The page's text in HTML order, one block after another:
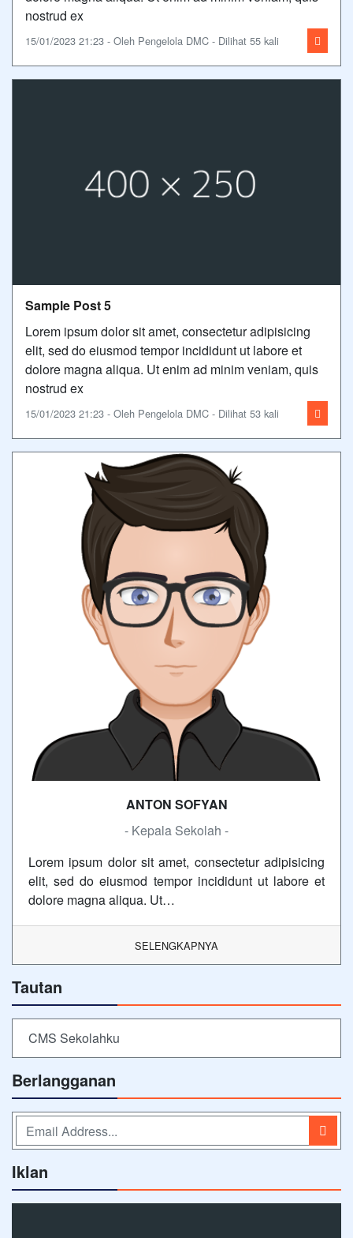
nostrud ex
15/01/2023 21:23 - Oleh Pengelola DMC - Dilihat 55 kali
Sample Post 5
Lorem ipsum dolor sit amet, consectetur adipisicing
elit, sed do eiusmod tempor incididunt ut labore et
dolore magna aliqua. Ut enim ad minim veniam, quis
nostrud ex
15/01/2023 21:23 - Oleh Pengelola DMC - Dilihat 53 kali
ANTON SOFYAN
- Kepala Sekolah -
Lorem ipsum dolor sit amet, consectetur adipisicing
elit, sed do eiusmod tempor incididunt ut labore et
dolore magna aliqua. Ut…
SELENGKAPNYA
Tautan
CMS Sekolahku
Berlangganan
Iklan